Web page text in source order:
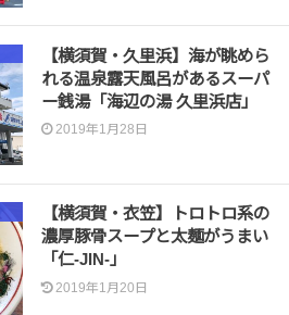
【横須賀・久里浜】海が眺めら
れる温泉露天風呂があるスーパ
ー銭湯「海辺の湯 久里浜店」
2019年1月28日
【横須賀・衣笠】トロトロ系の
濃厚豚骨スープと太麺がうまい
「仁-JIN-」
2019年1月20日